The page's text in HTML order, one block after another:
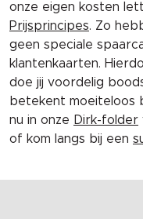
onze eigen kosten
Prijsprincipes. Zo
geen speciale
klantenkaarten.
doe jij voordelig
betekent moeiteloos
nu in onze Dirk-folder
of kom langs bij een